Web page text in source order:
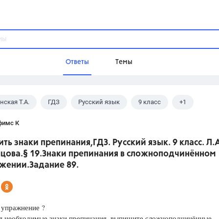
Ответы Темы
Домашнее задание
Школа
Т.А. ГДЗ Русский язык 9 класс +1
Л.А.
К
знаки препинания,ГДЗ. Русский язык. 9 класс.
19.Знаки препинания в сложноподчинённом
89.
?